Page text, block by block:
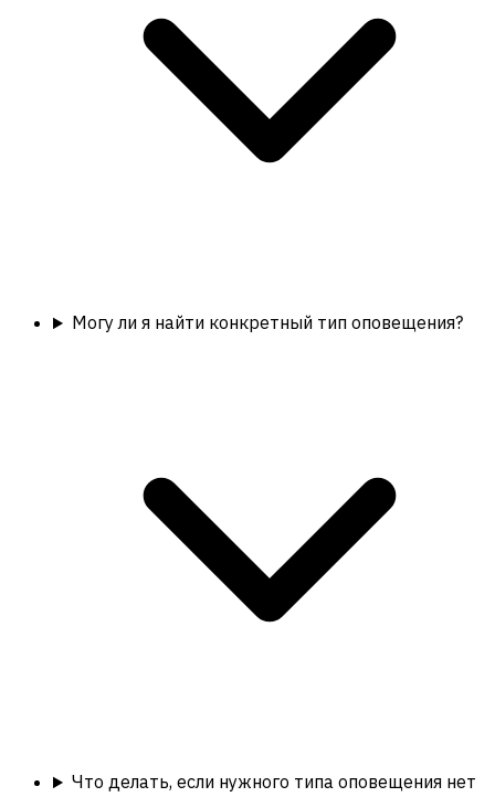
Могу ли я найти конкретный тип оповещения?
Что делать, если нужного типа оповещения нет